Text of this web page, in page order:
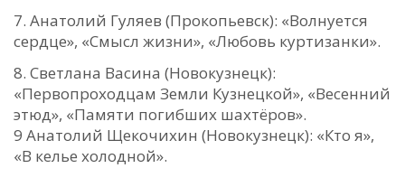
Анатолий Гуляев (Прокопьевск): «Волнуется
сердце», «Смысл жизни», «Любовь куртизанки».
Светлана Васина (Новокузнецк):
«Первопроходцам Земли Кузнецкой», «Весенний
этюд», «Памяти погибших шахтёров».
9 Анатолий Щекочихин (Новокузнецк): «Кто я»,
«В келье холодной».